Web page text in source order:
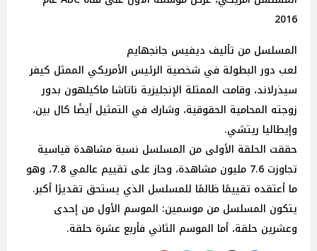
2016
المسلسل من تأليف ديفيس جانجهايم
لعب دور البطولة في شخصية الرئيس الأمريكي الممثل كيفر
سيذرلاند، وقامت الممثلة الإنجليزية ناتاشا ماكيلهون بدور
زوجته المحامية الحقوقية، وشارك في التمثيل أيضًا كال بين،
وإيطاليا ريتشي.
حققت الحلقة الأولى من المسلسل نسبة مشاهدة قياسية
تجاوزت 7.6 مليون مشاهدة، وحاز على تقييم عالمي 7.8، وهو
ما أعتقده تقييمًا ظالمًا للمسلسل الذي يستحق تقديرًا أكبر.
يتكون المسلسل من موسمين: الموسم الأول من إحدى
وعشرين حلقة، أما الموسم الثاني فأربع عشرة حلقة.